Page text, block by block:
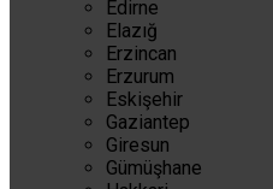
Edirne
Elazığ
Erzincan
Erzurum
Eskişehir
Gaziantep
Giresun
Gümüşhane